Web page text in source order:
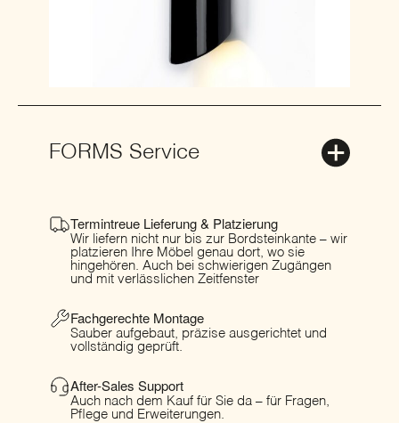
FORMS Service
Termintreue Lieferung & Platzierung
Wir liefern nicht nur bis zur Bordsteinkante – wir
platzieren Ihre Möbel genau dort, wo sie
hingehören. Auch bei schwierigen Zugängen
und mit verlässlichen Zeitfenster
Fachgerechte Montage
Sauber aufgebaut, präzise ausgerichtet und
vollständig geprüft.
After-Sales Support
Auch nach dem Kauf für Sie da – für Fragen,
Pflege und Erweiterungen.